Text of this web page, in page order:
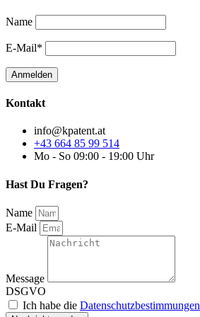
Name
E-Mail*
Kontakt
info@kpatent.at
+43 664 85 99 514
Mo - So 09:00 - 19:00 Uhr
Hast Du Fragen?
Name
E-Mail
Message
DSGVO
Ich habe die Datenschutzbestimmungen